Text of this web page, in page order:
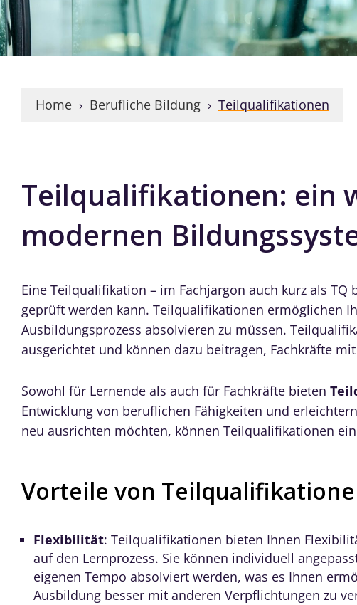
Home › Berufliche Bildung › Teilqualifikationen
Teilqualifikationen: ein
modernen
Eine Teilqualifikation – im Fachjargon auch kurz als TQ
geprüft werden kann. Teilqualifikationen ermöglichen
Ausbildungsprozess absolvieren zu müssen.
ausgerichtet und können dazu beitragen, Fachkräfte
Sowohl für Lernende als auch für Fachkräfte bieten
Entwicklung von beruflichen Fähigkeiten und
neu ausrichten möchten, können Teilqualifikationen
Vorteile von
Flexibilität: Teilqualifikationen bieten Ihnen
auf den Lernprozess. Sie können individuell
eigenen Tempo absolviert werden, was es Ihnen
Ausbildung besser mit anderen Verpflichtungen zu